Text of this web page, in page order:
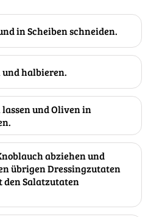
in Scheiben schneiden.
und halbieren.
und Oliven in
abziehen und
übrigen Dressingzutaten
Salatzutaten